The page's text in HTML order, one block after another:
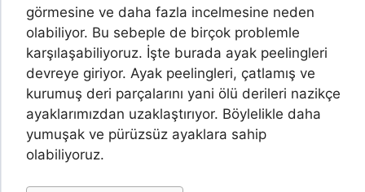
görmesine ve daha fazla incelmesine neden
olabiliyor. Bu sebeple de birçok problemle
karşılaşabiliyoruz. İşte burada ayak peelingleri
devreye giriyor. Ayak peelingleri, çatlamış ve
kurumuş deri parçalarını yani ölü derileri nazikçe
ayaklarımızdan uzaklaştırıyor. Böylelikle daha
yumuşak ve pürüzsüz ayaklara sahip
olabiliyoruz.